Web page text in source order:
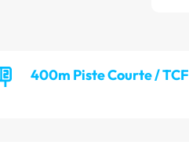
400m Piste Courte / TCF